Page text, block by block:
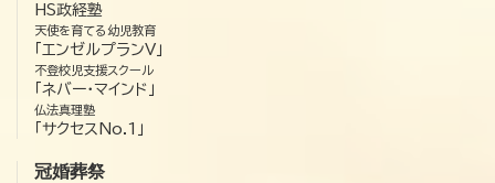
HS政経塾
天使を育てる幼児教育
「エンゼルプランV」
不登校児支援スクール
「ネバー・マインド」
仏法真理塾
「サクセスNo.1」
冠婚葬祭